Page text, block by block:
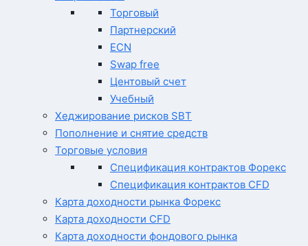
Торговый
Партнерский
ECN
Swap free
Центовый счет
Учебный
Хеджирование рисков SBT
Пополнение и снятие средств
Торговые условия
Спецификация контрактов Форекс
Спецификация контрактов CFD
Карта доходности рынка Форекс
Карта доходности CFD
Карта доходности фондового рынка